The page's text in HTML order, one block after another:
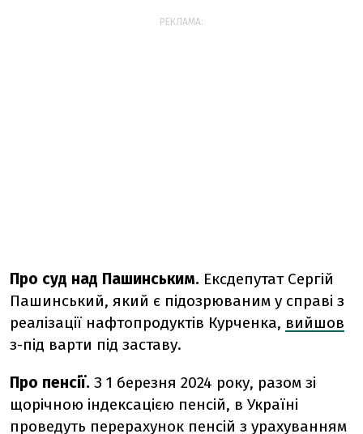
РЕКЛАМА:
Про суд над Пашинським. Ексдепутат Сергій
Пашинський, який є підозрюваним у справі з
реалізації нафтопродуктів Курченка, вийшов
з-під варти під заставу.
Про пенсії. З 1 березня 2024 року, разом зі
щорічною індексацією пенсій, в Україні
проведуть перерахунок пенсій з урахуванням